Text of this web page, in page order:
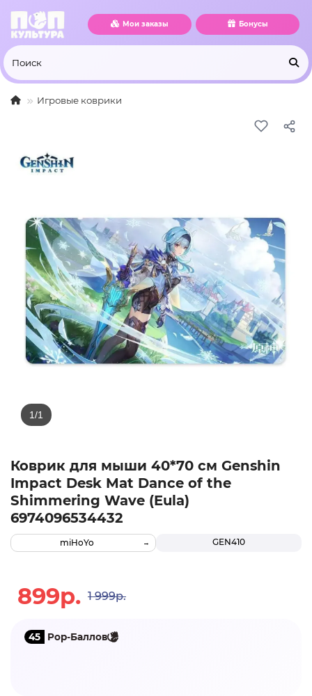
Мои заказы Бонусы
Игровые коврики
Коврик для мыши 40*70 см Genshin
Impact Desk Mat Dance of the
Shimmering Wave (Eula)
6974096534432
GEN410
miHoYo
899р. 1 999р.
45 Pop-Баллов